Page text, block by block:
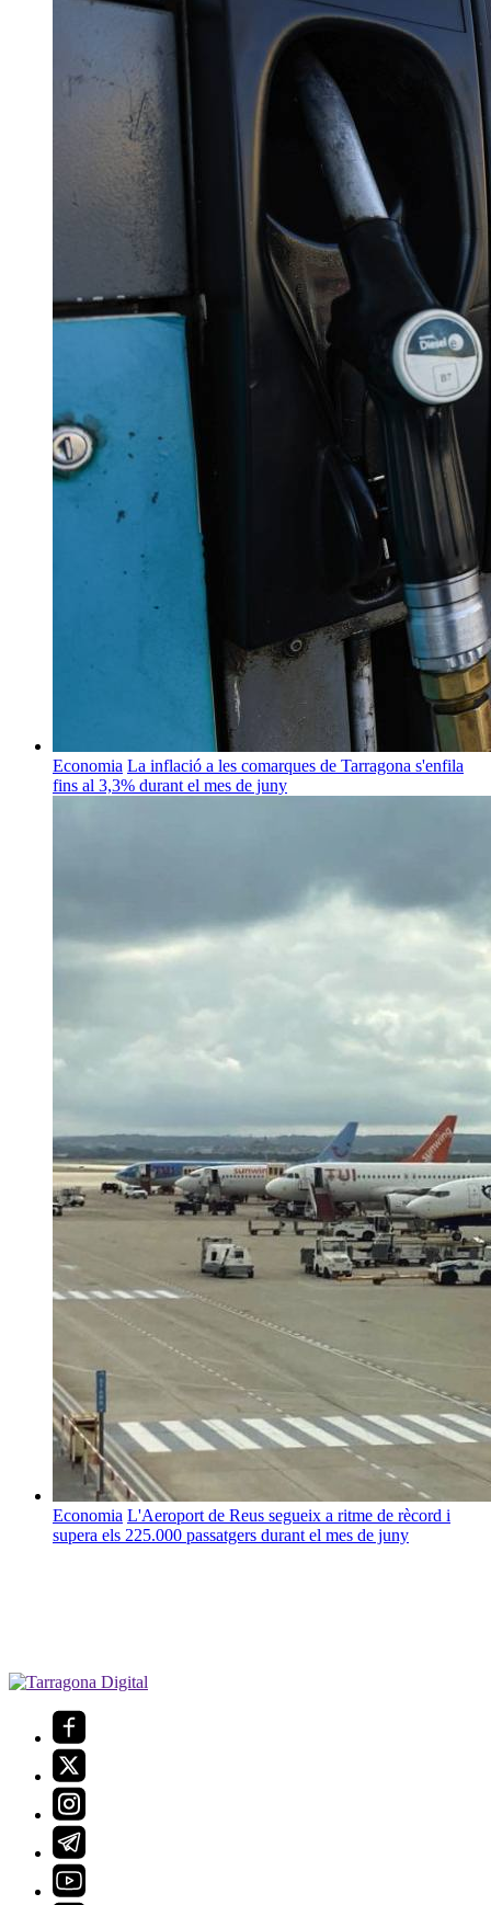
Economia La inflació a les comarques de Tarragona s'enfila
fins al 3,3% durant el mes de juny
Economia L'Aeroport de Reus segueix a ritme de rècord i
supera els 225.000 passatgers durant el mes de juny